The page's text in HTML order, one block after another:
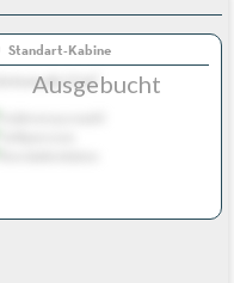
Standart-Kabine
Grösse ab 17 m²
Ausgebucht